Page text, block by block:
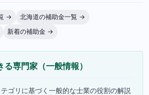
→
北海道の補助金一覧 →
新着の補助金 →
専門家（一般情報）
テゴリに基づく一般的な士業の役割の解説